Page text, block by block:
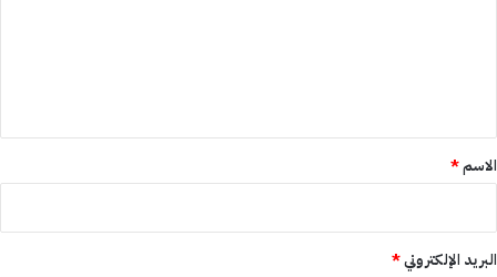
*
الاسم*
البريد الإلكتروني*